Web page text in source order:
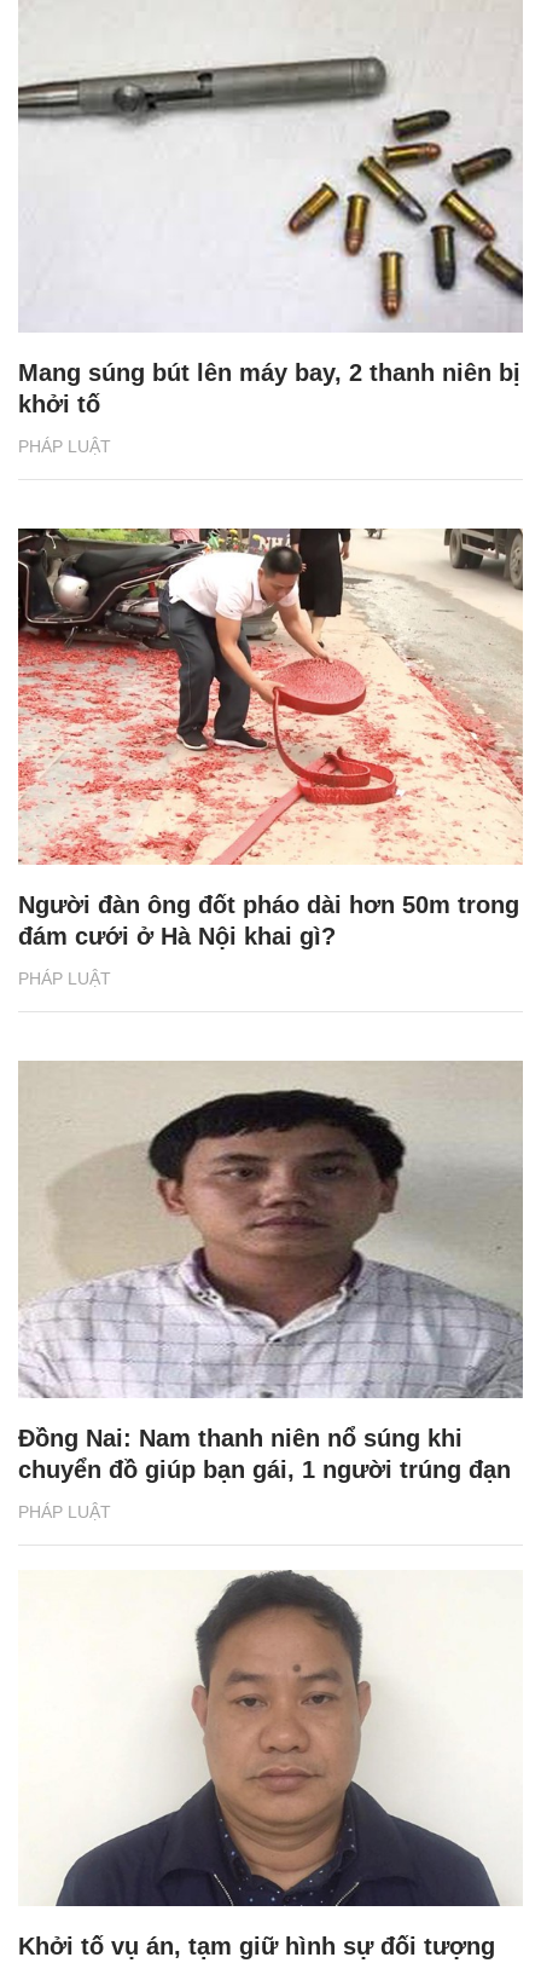
PHÁP LUẬT
Mang súng bút lên máy bay, 2 thanh niên bị
khởi tố
PHÁP LUẬT
Người đàn ông đốt pháo dài hơn 50m trong
đám cưới ở Hà Nội khai gì?
PHÁP LUẬT
Đồng Nai: Nam thanh niên nổ súng khi
chuyển đồ giúp bạn gái, 1 người trúng đạn
Khởi tố vụ án, tạm giữ hình sự đối tượng